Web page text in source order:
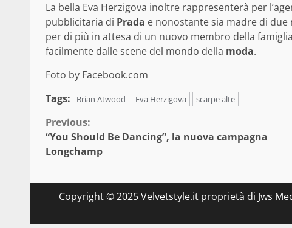
La bella Eva Herzigova inoltre rappresenterà per
pubblicitaria di Prada e nonostante sia madre di due
per di più in attesa di un nuovo membro della
facilmente dalle scene del mondo della moda.
Foto by Facebook.com
Tags:
Brian Atwood Eva Herzigova scarpe alte
Continue
Reading
Previous:
“You Should Be Dancing”, la nuova campagna
Longchamp
Copyright © 2025 Velvetstyle.it proprietà di Jws